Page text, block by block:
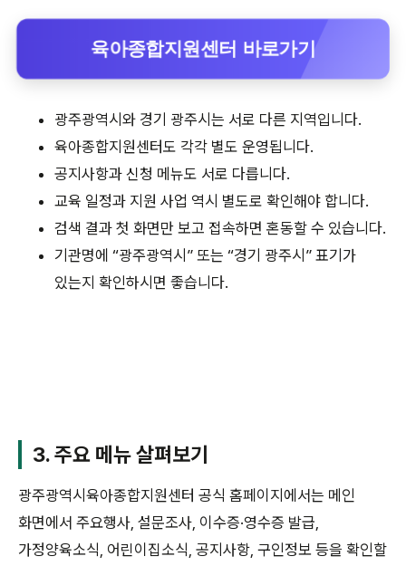
육아종합지원센터 바로가기
광주광역시와 경기 광주시는 서로 다른 지역입니다.
육아종합지원센터도 각각 별도 운영됩니다.
공지사항과 신청 메뉴도 서로 다릅니다.
교육 일정과 지원 사업 역시 별도로 확인해야 합니다.
검색 결과 첫 화면만 보고 접속하면 혼동할 수 있습니다.
기관명에 “광주광역시” 또는 “경기 광주시” 표기가
있는지 확인하시면 좋습니다.
3. 주요 메뉴 살펴보기
광주광역시육아종합지원센터 공식 홈페이지에서는 메인
화면에서 주요행사, 설문조사, 이수증·영수증 발급,
가정양육소식, 어린이집소식, 공지사항, 구인정보 등을 확인할